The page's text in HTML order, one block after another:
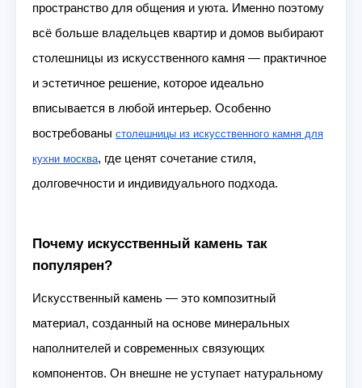
пространство для общения и уюта. Именно поэтому
всё больше владельцев квартир и домов выбирают
столешницы из искусственного камня — практичное
и эстетичное решение, которое идеально
вписывается в любой интерьер. Особенно
востребованы столешницы из искусственного камня для
кухни москва, где ценят сочетание стиля,
долговечности и индивидуального подхода.
Почему искусственный камень так
популярен?
Искусственный камень — это композитный
материал, созданный на основе минеральных
наполнителей и современных связующих
компонентов. Он внешне не уступает натуральному